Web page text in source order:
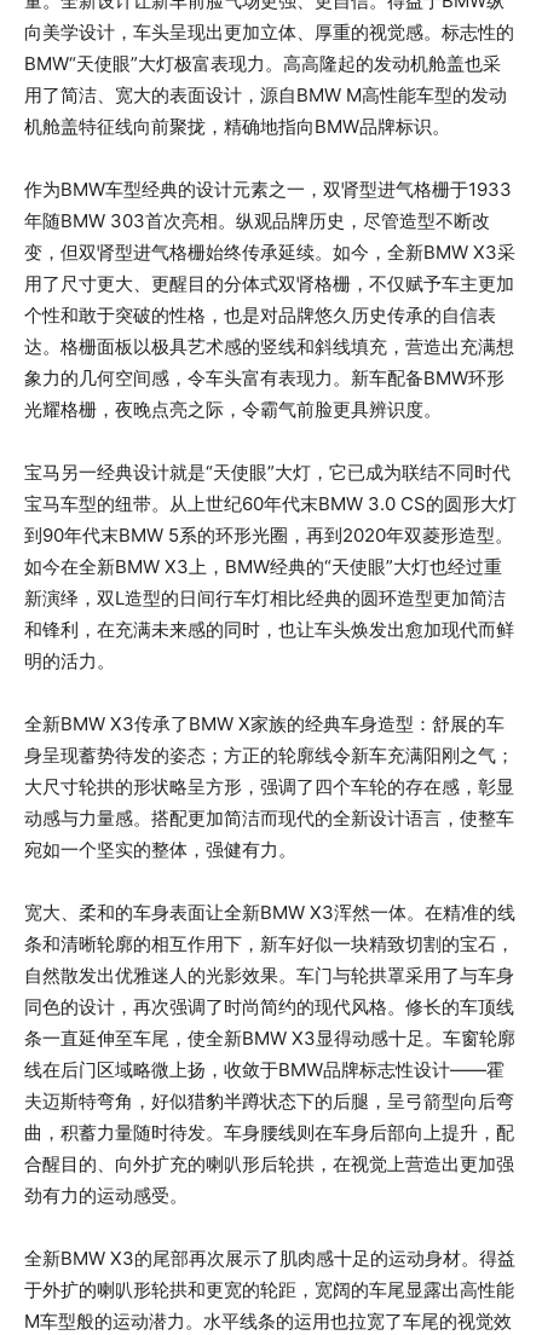
向美学设计，车头呈现出更加立体、厚重的视觉感。标志性的
BMW“天使眼”大灯极富表现力。高高隆起的发动机舱盖也采
用了简洁、宽大的表面设计，源自BMW M高性能车型的发动
机舱盖特征线向前聚拢，精确地指向BMW品牌标识。
作为BMW车型经典的设计元素之一，双肾型进气格栅于1933
年随BMW 303首次亮相。纵观品牌历史，尽管造型不断改
变，但双肾型进气格栅始终传承延续。如今，全新BMW X3采
用了尺寸更大、更醒目的分体式双肾格栅，不仅赋予车主更加
个性和敢于突破的性格，也是对品牌悠久历史传承的自信表
达。格栅面板以极具艺术感的竖线和斜线填充，营造出充满想
象力的几何空间感，令车头富有表现力。新车配备BMW环形
光耀格栅，夜晚点亮之际，令霸气前脸更具辨识度。
宝马另一经典设计就是“天使眼”大灯，它已成为联结不同时代
宝马车型的纽带。从上世纪60年代末BMW 3.0 CS的圆形大灯
到90年代末BMW 5系的环形光圈，再到2020年双菱形造型。
如今在全新BMW X3上，BMW经典的“天使眼”大灯也经过重
新演绎，双L造型的日间行车灯相比经典的圆环造型更加简洁
和锋利，在充满未来感的同时，也让车头焕发出愈加现代而鲜
明的活力。
全新BMW X3传承了BMW X家族的经典车身造型：舒展的车
身呈现蓄势待发的姿态；方正的轮廓线令新车充满阳刚之气；
大尺寸轮拱的形状略呈方形，强调了四个车轮的存在感，彰显
动感与力量感。搭配更加简洁而现代的全新设计语言，使整车
宛如一个坚实的整体，强健有力。
宽大、柔和的车身表面让全新BMW X3浑然一体。在精准的线
条和清晰轮廓的相互作用下，新车好似一块精致切割的宝石，
自然散发出优雅迷人的光影效果。车门与轮拱罩采用了与车身
同色的设计，再次强调了时尚简约的现代风格。修长的车顶线
条一直延伸至车尾，使全新BMW X3显得动感十足。车窗轮廓
线在后门区域略微上扬，收敛于BMW品牌标志性设计——霍
夫迈斯特弯角，好似猎豹半蹲状态下的后腿，呈弓箭型向后弯
曲，积蓄力量随时待发。车身腰线则在车身后部向上提升，配
合醒目的、向外扩充的喇叭形后轮拱，在视觉上营造出更加强
劲有力的运动感受。
全新BMW X3的尾部再次展示了肌肉感十足的运动身材。得益
于外扩的喇叭形轮拱和更宽的轮距，宽阔的车尾显露出高性能
M车型般的运动潜力。水平线条的运用也拉宽了车尾的视觉效